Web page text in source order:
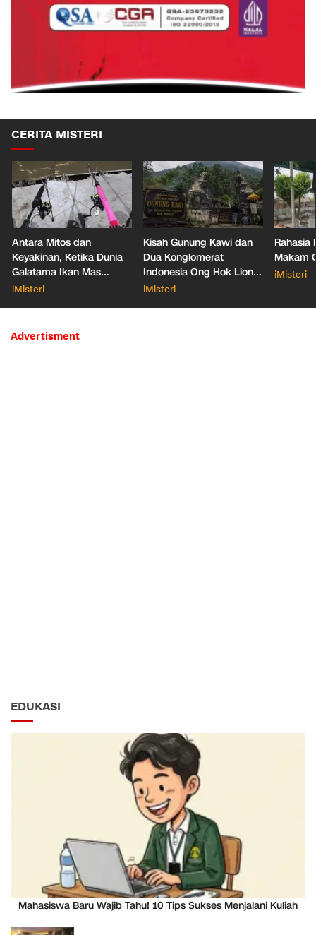
CERITA MISTERI
Antara Mitos dan
Keyakinan, Ketika Dunia
Galatama Ikan Mas
Bersentuhan dengan Hal
iMisteri
Kisah Gunung Kawi dan
Dua Konglomerat
Indonesia Ong Hok Liong
hingga Liem Sioe Liong
iMisteri
Rahasia
Makam
iMisteri
Advertisment
EDUKASI
Mahasiswa Baru Wajib Tahu! 10 Tips Sukses Menjalani Kuliah